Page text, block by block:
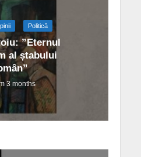
Politică
”Eternul
al ștabului
3 months